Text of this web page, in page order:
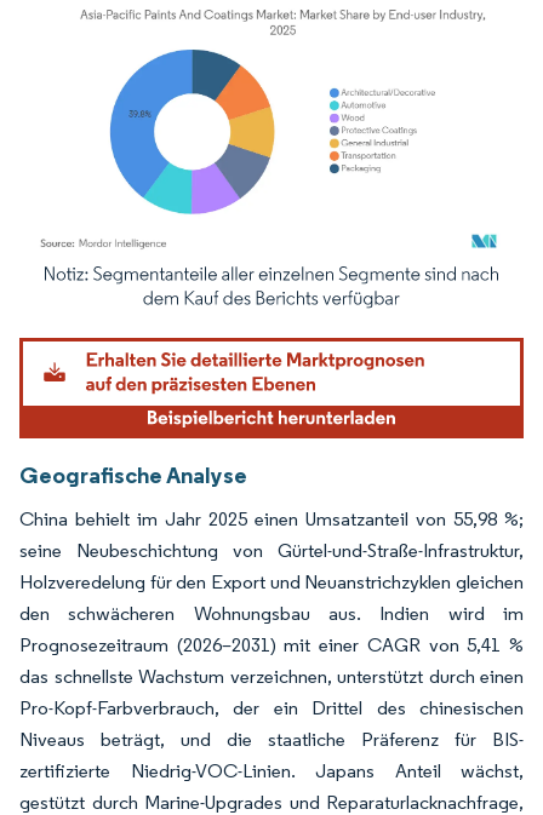
Bild © Mordor Intelligence. Wiederverwendung erfordert Namensnennung
Geografische Analyse
China behielt im Jahr 2025 einen Umsatzanteil von 55,98 %;
seine Neubeschichtung von Gürtel-und-Straße-Infrastruktur,
Holzveredelung für den Export und Neuanstrichzyklen gleichen
den schwächeren Wohnungsbau aus. Indien wird im
Prognosezeitraum (2026–2031) mit einer CAGR von 5,41 %
das schnellste Wachstum verzeichnen, unterstützt durch einen
Pro-Kopf-Farbverbrauch, der ein Drittel des chinesischen
Niveaus beträgt, und die staatliche Präferenz für BIS-
zertifizierte Niedrig-VOC-Linien. Japans Anteil wächst,
gestützt durch Marine-Upgrades und Reparaturlacknachfrage,